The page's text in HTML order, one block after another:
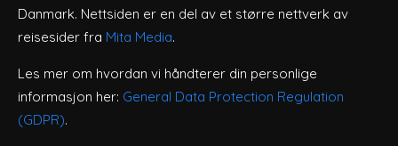
Danmark. Nettsiden er en del av et større nettverk av
reisesider fra Mita Media.
Les mer om hvordan vi håndterer din personlige
informasjon her: General Data Protection Regulation
(GDPR).